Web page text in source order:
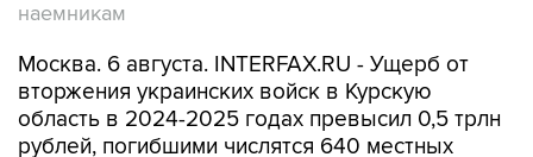
наемникам
Москва. 6 августа. INTERFAX.RU - Ущерб от
вторжения украинских войск в Курскую
область в 2024-2025 годах превысил 0,5 трлн
рублей, погибшими числятся 640 местных